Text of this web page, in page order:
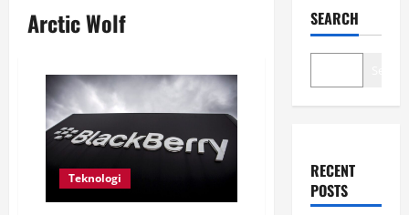
Arctic Wolf
Teknologi
SEARCH
RECENT
POSTS